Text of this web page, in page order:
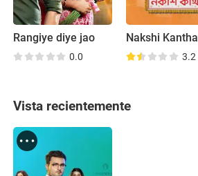
Rangiye diye jao
0.0
Nakshi Kantha
3.2
Vista recientemente